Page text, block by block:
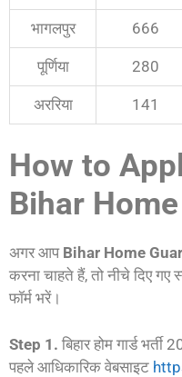
भागलपुर 666
पूर्णिया 280
अररिया 141
How to
Bihar
अगर आप Bihar Home
करना चाहते हैं, तो नीचे दिए
फॉर्म भरें।
Step 1. बिहार होम गार्ड
पहले आधिकारिक वेबसाइट